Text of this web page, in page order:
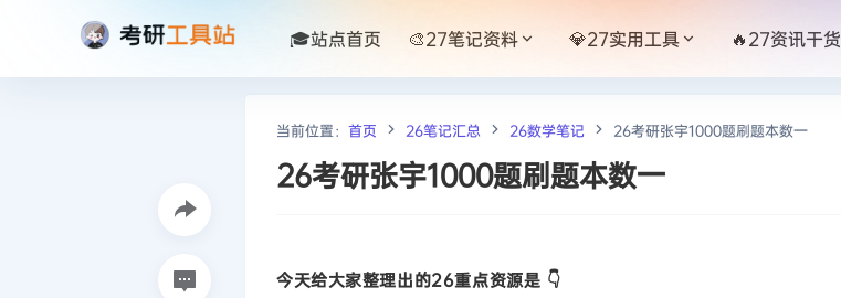
🎓站点首页 🎨27笔记资料 💎27实用工具 🔥27资讯干货
当前位置： 首页 26笔记汇总 26数学笔记 26考研张宇1000题刷题本数一
26考研张宇1000题刷题本数一
今天给大家整理出的26重点资源是 👇